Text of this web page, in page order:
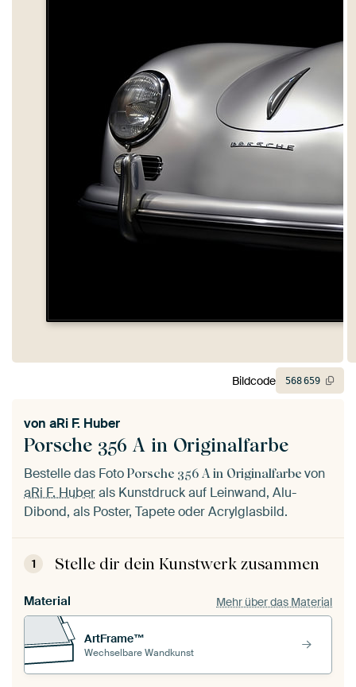
Porsche 356 A in Originalfarbe
von aRi F. Huber
Bestelle das Foto Porsche 356 A in Originalfarbe von
aRi F. Huberals Kunstdruck auf Leinwand, Alu-
Dibond, als Poster, Tapete oder Acrylglasbild.
1 Stelle dir dein Kunstwerk zusammen
Material Mehr über das Material
ArtFrame™
Wechselbare Wandkunst
Bildcode 568659